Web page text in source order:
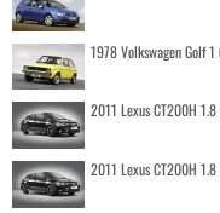
1978 Volkswagen Golf 1
2011 Lexus CT200H
2011 Lexus CT200H